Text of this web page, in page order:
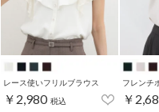
レース使いフリルブラウス
￥2,980 税込
フレンチ
￥